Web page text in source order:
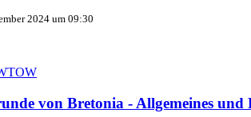
2024 um 09:30
von Bretonia - Allgemeines und